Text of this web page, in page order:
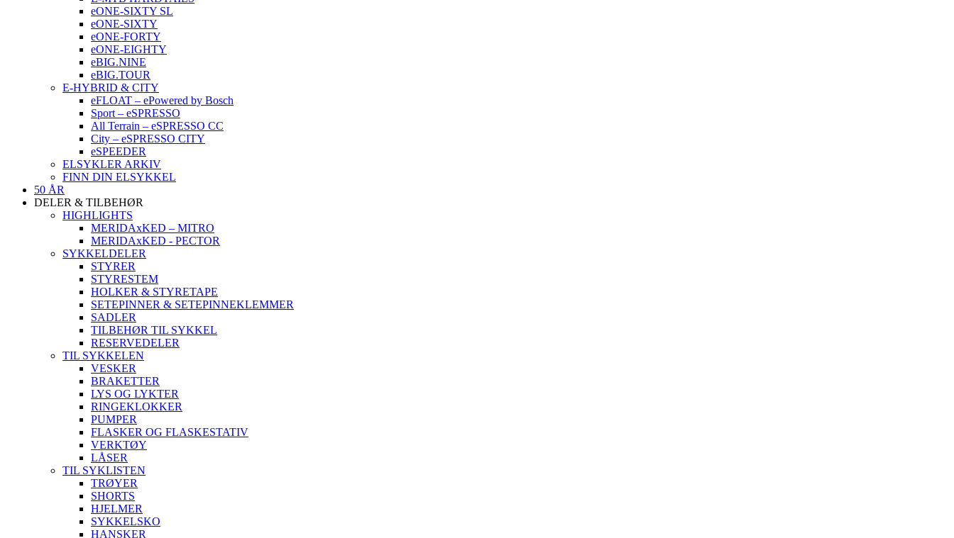
eONE-SIXTY SL
eONE-SIXTY
eONE-FORTY
eONE-EIGHTY
eBIG.NINE
eBIG.TOUR
E-HYBRID & CITY
eFLOAT – ePowered by Bosch
Sport – eSPRESSO
All Terrain – eSPRESSO CC
City – eSPRESSO CITY
eSPEEDER
ELSYKLER ARKIV
FINN DIN ELSYKKEL
50 ÅR
DELER & TILBEHØR
HIGHLIGHTS
MERIDAxKED – MITRO
MERIDAxKED - PECTOR
SYKKELDELER
STYRER
STYRESTEM
HOLKER & STYRETAPE
SETEPINNER & SETEPINNEKLEMMER
SADLER
TILBEHØR TIL SYKKEL
RESERVEDELER
TIL SYKKELEN
VESKER
BRAKETTER
LYS OG LYKTER
RINGEKLOKKER
PUMPER
FLASKER OG FLASKESTATIV
VERKTØY
LÅSER
TIL SYKLISTEN
TRØYER
SHORTS
HJELMER
SYKKELSKO
HANSKER